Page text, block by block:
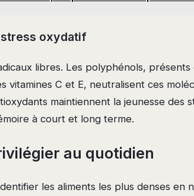
oxydatif
libres. Les polyphénols, présents
vitamines C et E, neutralisent ces
maintiennent la jeunesse des
à court et long terme.
au quotidien
les aliments les plus denses en